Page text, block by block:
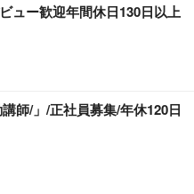
ュー歓迎年間休日130日以上
師/」/正社員募集/年休120日